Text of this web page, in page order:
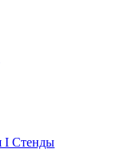
I Стенды